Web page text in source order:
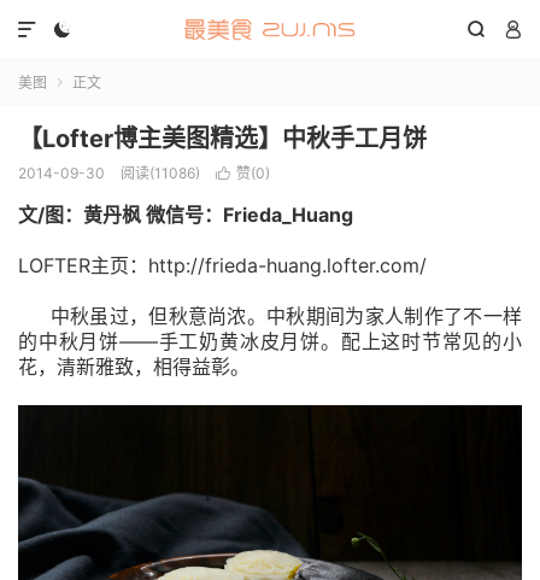
  

美图  正文
【Lofter博主美图精选】中秋手工月饼
2014-09-30 阅读(11086)  赞(0)
文/图：黄丹枫 微信号：Frieda_Huang
LOFTER主页：http://frieda-huang.lofter.com/
中秋虽过，但秋意尚浓。中秋期间为家人制作了不一样
的中秋月饼——手工奶黄冰皮月饼。配上这时节常见的小
花，清新雅致，相得益彰。